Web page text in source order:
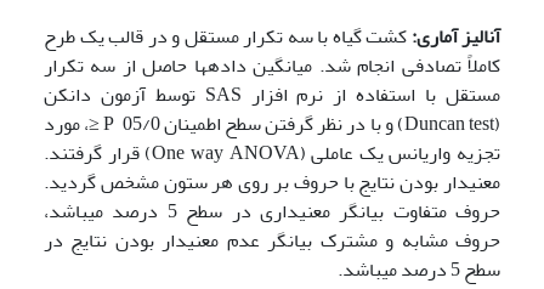
آنالیز آماری:کشت گیاه با سه تکرار مستقل و در قالب یک طرح
کاملاً تصادفی انجام شد. میانگین داده­ها حاصل از سه تکرار
مستقل با استفاده از نرم افزار SAS توسط آزمون دانکن
(Duncan test) و با در نظر گرفتن سطح اطمینان 05/0 P ≤، مورد
تجزیه واریانس یک عاملی (One way ANOVA) قرار گرفتند.
معنی­دار بودن نتایج با حروف بر روی هر ستون مشخص گردید.
حروف متفاوت بیانگر معنی­داری در سطح 5 درصد می­باشد،
حروف مشابه و مشترک بیانگر عدم معنی­دار بودن نتایج در
سطح 5 درصد می­باشد.